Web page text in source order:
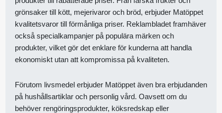
grönsaker till kött, mejerivaror och bröd, erbjuder Matöppet
kvalitetsvaror till förmånliga priser. Reklambladet framhäver
också specialkampanjer på populära märken och
produkter, vilket gör det enklare för kunderna att handla
ekonomiskt utan att kompromissa på kvaliteten.
Förutom livsmedel erbjuder Matöppet även bra erbjudanden
på hushållsartiklar och personlig vård. Oavsett om du
behöver rengöringsprodukter, köksredskap eller